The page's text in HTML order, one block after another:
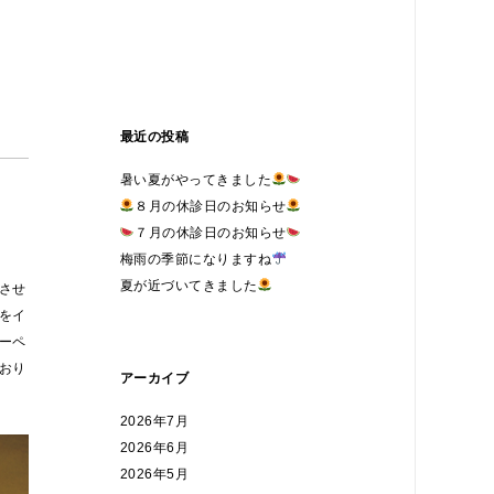
せ
イ
ペ
り
最近の投稿
暑い夏がやってきました
８月の休診日のお知らせ
７月の休診日のお知らせ
梅雨の季節になりますね
夏が近づいてきました
アーカイブ
2026年7月
2026年6月
2026年5月